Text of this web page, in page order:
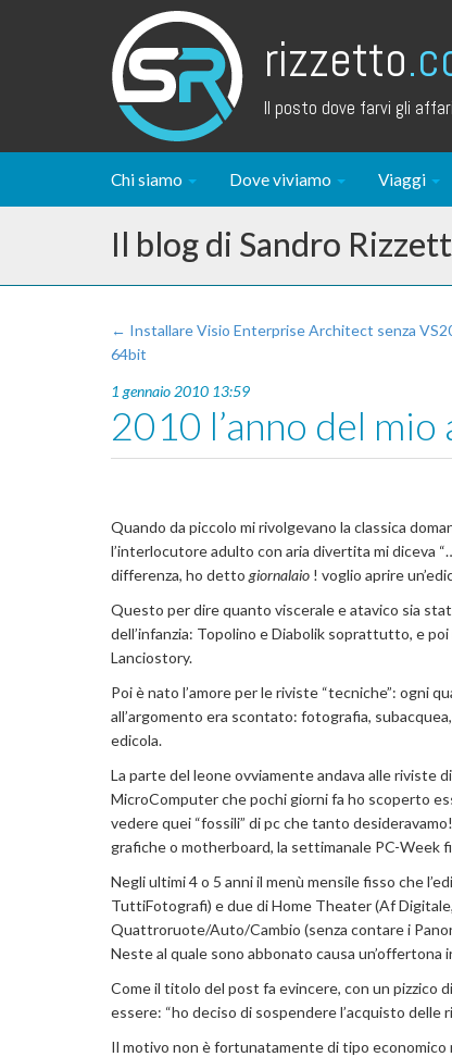
rizzetto
Il posto dove farvi gli
Chi siamo Dove viviamo Viaggi
Il blog di Sandro
← Installare Visio Enterprise Architect senza
64bit
1 gennaio 2010 13:59
2010 l’anno del
Quando da piccolo mi rivolgevano la classica
l’interlocutore adulto con aria divertita mi diceva
differenza, ho detto giornalaio ! voglio aprire
Questo per dire quanto viscerale e atavico sia
dell’infanzia: Topolino e Diabolik soprattutto, e
Lanciostory.
Poi è nato l’amore per le riviste “tecniche”: ogni
all’argomento era scontato: fotografia,
edicola.
La parte del leone ovviamente andava alle riviste
MicroComputer che pochi giorni fa ho scoperto
vedere quei “fossili” di pc che tanto
grafiche o motherboard, la settimanale PC-Week
Negli ultimi 4 o 5 anni il menù mensile fisso che
TuttiFotografi) e due di Home Theater (Af
Quattroruote/Auto/Cambio (senza contare i
Neste al quale sono abbonato causa un’offertona
Come il titolo del post fa evincere, con un pizzico
essere: “ho deciso di sospendere l’acquisto delle
Il motivo non è fortunatamente di tipo economico